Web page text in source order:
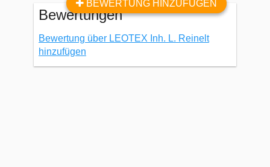
BEWERTUNG HINZUFÜGEN
Bewertungen
Bewertung über LEOTEX Inh. L. Reinelt
hinzufügen